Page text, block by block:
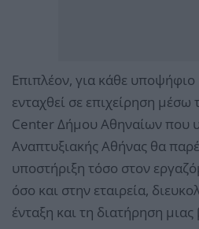
Επιπλέον, για κάθε
ενταχθεί σε επιχείρηση μέσω
Center Δήμου Αθηναίων που
Αναπτυξιακής Αθήνας θα
υποστήριξη τόσο στον
όσο και στην εταιρεία,
ένταξη και τη διατήρηση